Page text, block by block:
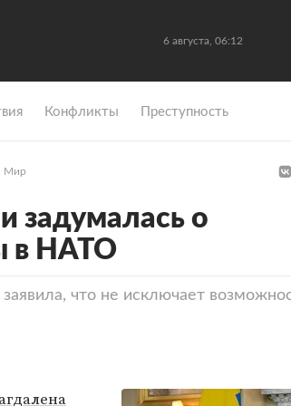
6 августа, 06:12
Конфликты Преступность
Мир
задумалась о
в НАТО
что не исключает